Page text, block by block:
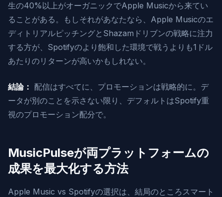
生の40%以上がオーガニックでApple Musicから来てい
ることがある。もしそれがあなたなら、Apple Musicのエ
ディトリアルピッチングとShazamドリブンの戦略に注力
する方が、Spotifyのより飽和した環境で戦うよりも1ドル
あたりのリターンが高いかもしれない。
結論： 配信はすべてに、プロモーションは戦略的に。デ
ータが別のことを示さない限り、デフォルトはSpotify重
視のプロモーション配分で。
MusicPulseが両プラットフォームの
成果を最大化する方法
Apple Music vs Spotifyの選択は、結局のところスマート